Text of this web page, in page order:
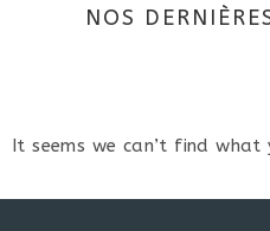
NOS
It seems we can’t find what